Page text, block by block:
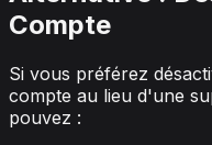
Compte
Si vous préférez
compte au lieu d'une
pouvez :